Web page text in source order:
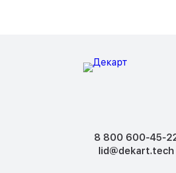
8 800 600-45-
lid@dekart.tech